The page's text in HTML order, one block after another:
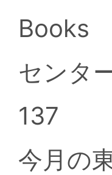
Books
センタ
137
今月の